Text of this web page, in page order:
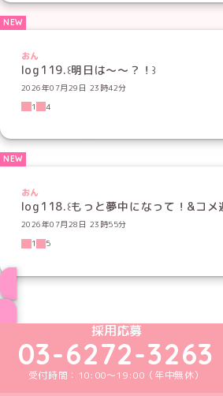
おん
log119.꒰明日は〜〜？！꒱
2026年07月29日 23時42分
1
4
おん
log118.꒰もっと夢中になって！&コメ
2026年07月28日 23時55分
1
5
めいどりーみんTikTok
めいどりーみんX
めいどりーみ
めいどめ
採用応募
03-6272-3263
受付時間：10:00～19:00（年中無休）